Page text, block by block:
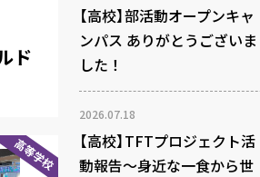
ド
高等学校
【高校】部活動オープンキャ
ンパス ありがとうございま
した！
2026.07.18
【高校】TFTプロジェクト活
動報告～身近な一食から世